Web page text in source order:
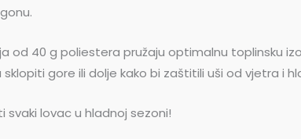
od 40 g poliestera pružaju optimalnu toplinsku
gore ili dolje kako bi zaštitili uši od vjetra i
lovac u hladnoj sezoni!